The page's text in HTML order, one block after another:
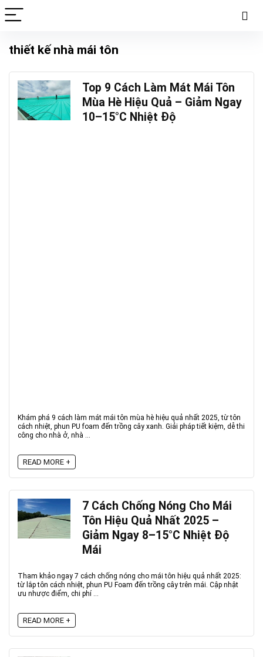
thiết kế nhà mái tôn
Top 9 Cách Làm Mát Mái Tôn
Mùa Hè Hiệu Quả – Giảm Ngay
10–15°C Nhiệt Độ
Khám phá 9 cách làm mát mái tôn mùa hè hiệu quả nhất 2025, từ tôn
cách nhiệt, phun PU foam đến trồng cây xanh. Giải pháp tiết kiệm, dễ thi
công cho nhà ở, nhà ...
READ MORE +
7 Cách Chống Nóng Cho Mái
Tôn Hiệu Quả Nhất 2025 –
Giảm Ngay 8–15°C Nhiệt Độ
Mái
Tham khảo ngay 7 cách chống nóng cho mái tôn hiệu quả nhất 2025:
từ lắp tôn cách nhiệt, phun PU Foam đến trồng cây trên mái. Cập nhật
ưu nhược điểm, chi phí ...
READ MORE +